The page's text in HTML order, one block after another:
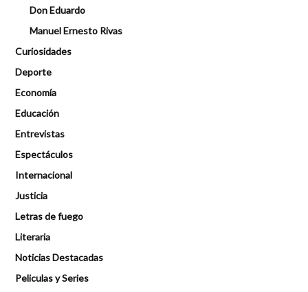
Don Eduardo
Manuel Ernesto Rivas
Curiosidades
Deporte
Economía
Educación
Entrevistas
Espectáculos
Internacional
Justicia
Letras de fuego
Literaria
Noticias Destacadas
Peliculas y Series